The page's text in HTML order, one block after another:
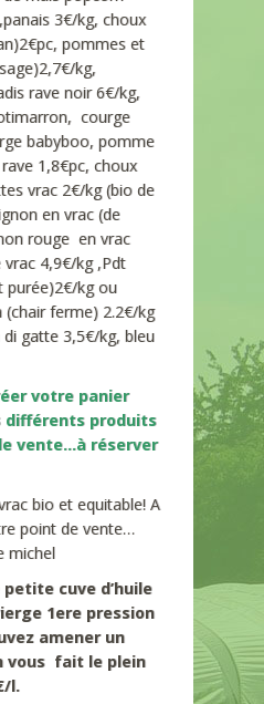
3€/kg, choux
pommes et
kg,
rave noir 6€/kg,
courge
babyboo, pomme
1,8€pc, choux
vrac 2€/kg (bio de
en vrac (de
rouge en vrac
4,9€/kg ,Pdt
purée)2€/kg ou
ferme) 2.2€/kg
gatte 3,5€/kg, bleu
votre panier
différents produits
vente…à réserver
bio et equitable! A
point de vente…
michel
cuve d’huile
1ere pression
amener un
vous fait le plein
l.